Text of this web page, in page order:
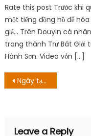
Rate this post Trước khi
một tiếng đồng hồ để
giả… Trên Douyin cá
trang thành Trư Bát Giới
Hành Sơn. Video vỏn […]
Post
Ngày tạo ra tập 2 của Grown-ish: Chuyển về sống cùng Aaron
Leave a Reply